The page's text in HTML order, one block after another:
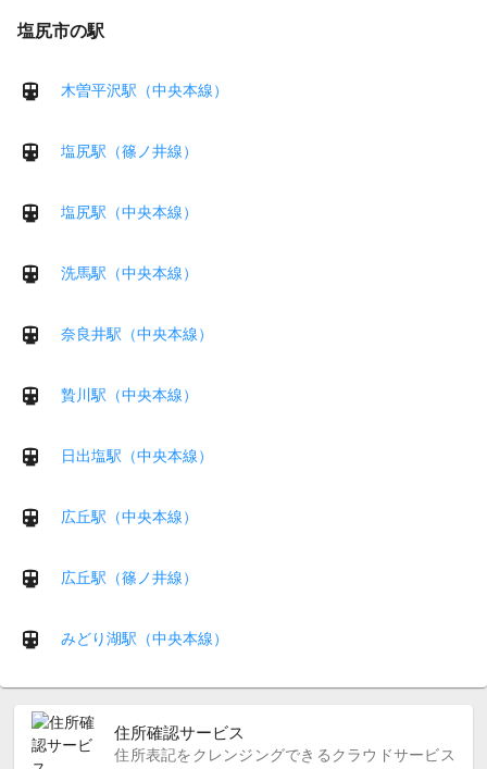
塩尻市の駅
木曽平沢駅（中央本線）
塩尻駅（篠ノ井線）
塩尻駅（中央本線）
洗馬駅（中央本線）
奈良井駅（中央本線）
贄川駅（中央本線）
日出塩駅（中央本線）
広丘駅（中央本線）
広丘駅（篠ノ井線）
みどり湖駅（中央本線）
住所確認サービス
住所表記をクレンジングできるクラウドサービス